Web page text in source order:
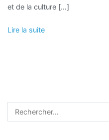
et de la culture […]
Lire la suite